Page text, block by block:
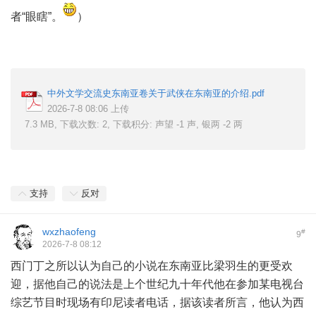
者“眼瞎”。 ）
中外文学交流史东南亚卷关于武侠在东南亚的介绍.pdf
2026-7-8 08:06 上传
7.3 MB, 下载次数: 2, 下载积分: 声望 -1 声, 银两 -2 两
支持 反对
9#
wxzhaofeng
2026-7-8 08:12
西门丁之所以认为自己的小说在东南亚比梁羽生的更受欢
迎，据他自己的说法是上个世纪九十年代他在参加某电视台
综艺节目时现场有印尼读者电话，据该读者所言，他认为西